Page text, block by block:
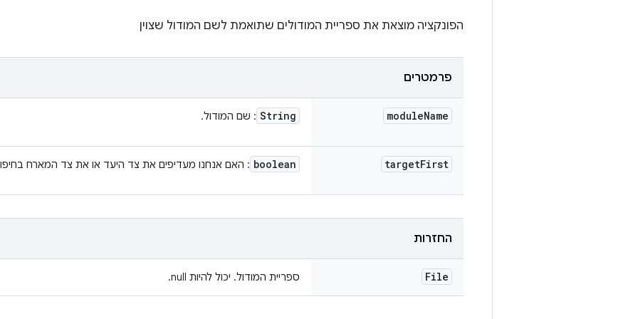
הפונקציה מוצאת את ספריית המודולים שתואמת לשם המודול שצוין
פרמטרים
moduleName
String : שם המודול.
targetFirst
boolean : האם אנחנו מעדיפים את צד היעד או את צד המארח
החזרות
File ספריית המודול. יכול להיות null.